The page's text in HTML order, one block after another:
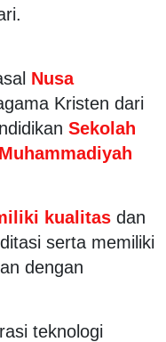
Nusa
Kristen dari
Sekolah
kualitas dan
serta memiliki
dengan
teknologi